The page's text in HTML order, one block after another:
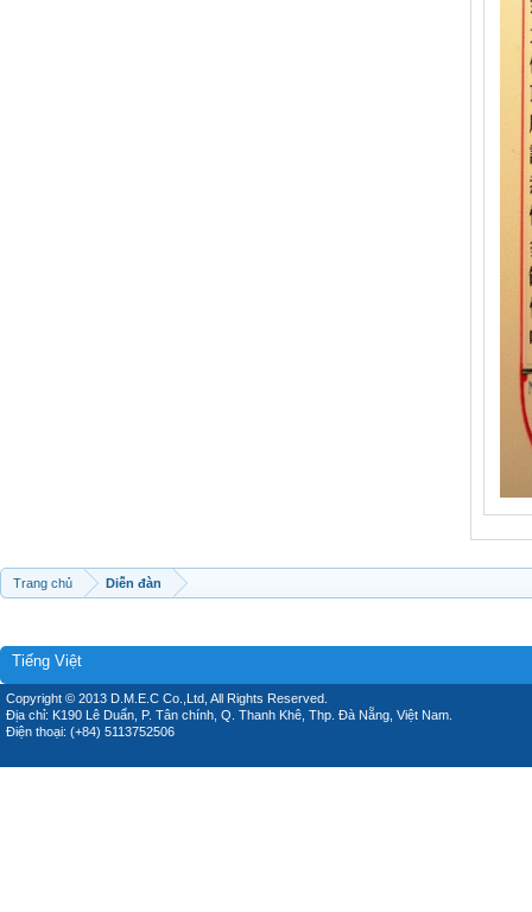
Trang chủ Diễn đàn
Tiếng Việt
Copyright © 2013 D.M.E.C Co.,Ltd, All Rights Reserved.
Địa chỉ: K190 Lê Duẩn, P. Tân chính, Q. Thanh Khê, Thp. Đà Nẵng, Việt Nam.
Điện thoại: (+84) 5113752506